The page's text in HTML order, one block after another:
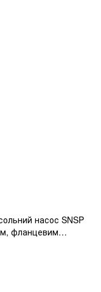
насос SNSP
фланцевим